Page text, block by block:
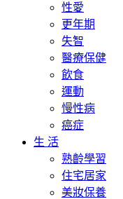
性愛
更年期
失智
醫療保健
飲食
運動
慢性病
癌症
生 活
熟齡學習
住宅居家
美妝保養